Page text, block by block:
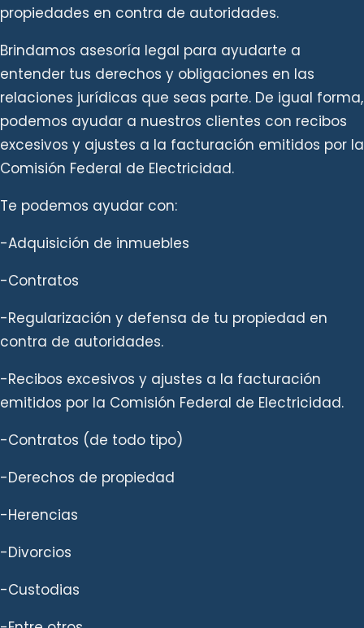
propiedades en contra de autoridades.
Brindamos asesoría legal para ayudarte a
entender tus derechos y obligaciones en las
relaciones jurídicas que seas parte. De igual forma,
podemos ayudar a nuestros clientes con recibos
excesivos y ajustes a la facturación emitidos por la
Comisión Federal de Electricidad.
Te podemos ayudar con:
-Adquisición de inmuebles
-Contratos
-Regularización y defensa de tu propiedad en
contra de autoridades.
-Recibos excesivos y ajustes a la facturación
emitidos por la Comisión Federal de Electricidad.
-Contratos (de todo tipo)
-Derechos de propiedad
-Herencias
-Divorcios
-Custodias